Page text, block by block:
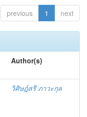
previous 1 next
Author(s)
วิศิษฎ์สรี ภาวะกุล